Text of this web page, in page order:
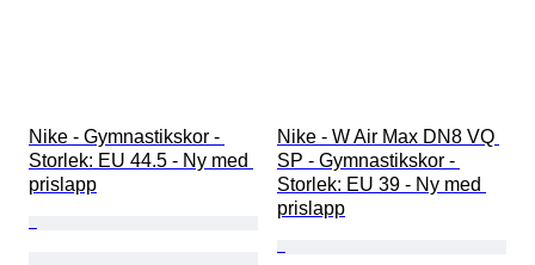
Nike - Gymnastikskor -
Storlek: EU 44.5 - Ny med
prislapp
Nike - W Air Max DN8 VQ
SP - Gymnastikskor -
Storlek: EU 39 - Ny med
prislapp